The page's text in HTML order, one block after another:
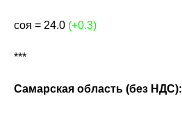
соя = 24.0 (+0.3)
***
Самарская область (без НДС):